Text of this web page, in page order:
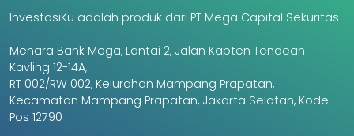
InvestasiKu adalah produk dari PT Mega Capital Sekuritas
Menara Bank Mega, Lantai 2, Jalan Kapten Tendean
Kavling 12-14A,
RT 002/RW 002, Kelurahan Mampang Prapatan,
Kecamatan Mampang Prapatan, Jakarta Selatan, Kode
Pos 12790